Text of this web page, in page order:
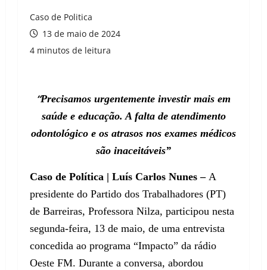
Caso de Politica
13 de maio de 2024
4 minutos de leitura
“Precisamos urgentemente investir mais em
saúde e educação. A falta de atendimento
odontológico e os atrasos nos exames médicos
são inaceitáveis”
Caso de Política | Luís Carlos Nunes – A
presidente do Partido dos Trabalhadores (PT)
de Barreiras, Professora Nilza, participou nesta
segunda-feira, 13 de maio, de uma entrevista
concedida ao programa “Impacto” da rádio
Oeste FM. Durante a conversa, abordou